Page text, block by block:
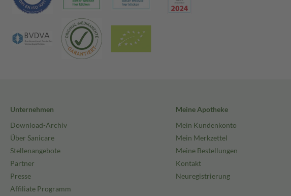
Unternehmen
Download-Archiv
Über Sanicare
Stellenangebote
Partner
Presse
Affiliate Programm
Meine Apotheke
Mein Kundenkonto
Mein Merkzettel
Meine Bestellungen
Kontakt
Neuregistrierung